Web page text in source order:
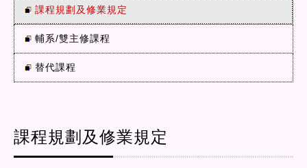
課程規劃及修業規定
輔系/雙主修課程
替代課程
課程規劃及修業規定